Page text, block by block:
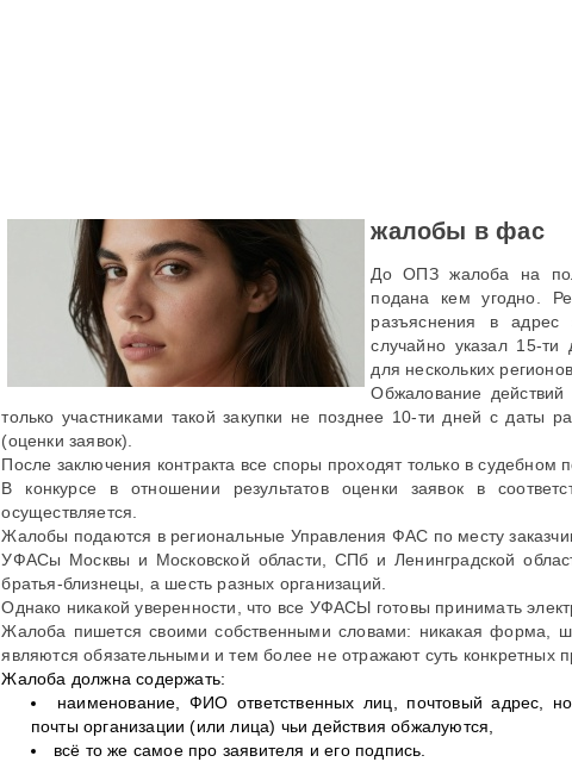
жалобы в фас
До ОПЗ жалоба на
подана кем угодно.
разъяснения в адрес
случайно указал 15-ти
для нескольких
Обжалование действий
только участниками такой закупки не позднее 10-ти дней с даты
(оценки заявок).
После заключения контракта все споры проходят только в судебном
В конкурсе в отношении результатов оценки заявок в
осуществляется.
Жалобы подаются в региональные Управления ФАС по месту
УФАСы Москвы и Московской области, СПб и Ленинградской
братья-близнецы, а шесть разных организаций.
Однако никакой уверенности, что все УФАСЫ готовы принимать
Жалоба пишется своими собственными словами: никакая форма,
являются обязательными и тем более не отражают суть конкретных
Жалоба должна содержать:
наименование, ФИО ответственных лиц, почтовый адрес,
почты организации (или лица) чьи действия обжалуются,
всё то же самое про заявителя и его подпись.